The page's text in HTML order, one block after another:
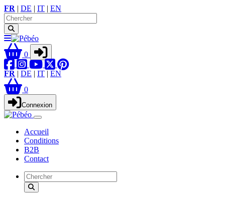
FR | DE | IT | EN
0
FR | DE | IT | EN
0
Connexion
Accueil
Conditions
B2B
Contact